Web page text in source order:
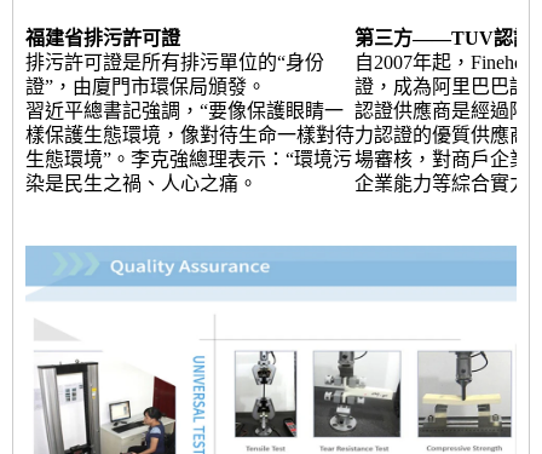
福建省排污許可證
第三方——TUV認證
排污許可證是所有排污單位的“身份
證”，由廈門市環保局頒發。
習近平總書記強調，“要像保護眼睛一
樣保護生態環境，像對待生命一樣對待
生態環境”。李克強總理表示：“環境污
染是民生之禍、人心之痛。
自2007年起，
證，成為阿里巴巴認
認證供應商是經過阿
力認證的優質供應商
場審核，對商戶企業
企業能力等綜合實力